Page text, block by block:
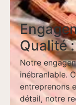
Qualité :
Notre
inébranlable.
entreprenons
détail, notre